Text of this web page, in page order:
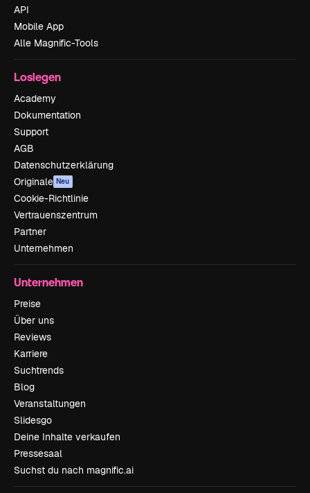
API
Mobile App
Alle Magnific-Tools
Loslegen
Academy
Dokumentation
Support
AGB
Datenschutzerklärung
Originale Neu
Cookie-Richtlinie
Vertrauenszentrum
Partner
Unternehmen
Unternehmen
Preise
Über uns
Reviews
Karriere
Suchtrends
Blog
Veranstaltungen
Slidesgo
Deine Inhalte verkaufen
Pressesaal
Suchst du nach magnific.ai